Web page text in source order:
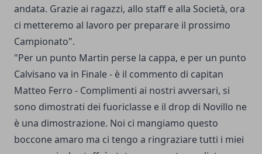
andata. Grazie ai ragazzi, allo staff e alla Società, ora
ci metteremo al lavoro per preparare il prossimo
Campionato".
"Per un punto Martin perse la cappa, e per un punto
Calvisano va in Finale - è il commento di capitan
Matteo Ferro - Complimenti ai nostri avversari, si
sono dimostrati dei fuoriclasse e il drop di Novillo ne
è una dimostrazione. Noi ci mangiamo questo
boccone amaro ma ci tengo a ringraziare tutti i miei